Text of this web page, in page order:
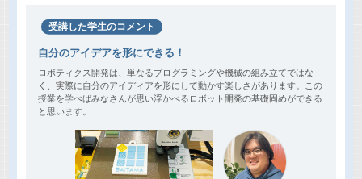
受講した学生のコメント
自分のアイデアを形にできる！
ロボティクス開発は、単なるプログラミングや機械の組み立てではな
く、実際に自分のアイディアを形にして動かす楽しさがあります。この
授業を学べばみなさんが思い浮かべるロボット開発の基礎固めができる
と思います。